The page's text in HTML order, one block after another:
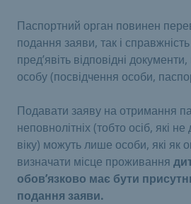
Паспортний орган повинен
подання заяви, так і
пред’явіть відповідні
особу (посвідчення особи,
Подавати заяву на отримання
неповнолітніх (тобто осіб, які
віку) можуть лише особи, які як
визначати місце проживання
обов’язково має бути
подання заяви.